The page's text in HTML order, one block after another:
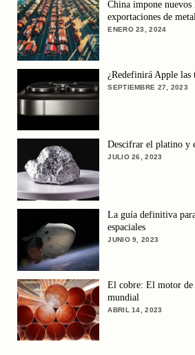
China impone nuevos
exportaciones de
ENERO 23, 2024
¿Redefinirá Apple las
SEPTIEMBRE 27, 2023
Descifrar el platino y
JULIO 26, 2023
La guía definitiva
espaciales
JUNIO 9, 2023
El cobre: El motor de
mundial
ABRIL 14, 2023